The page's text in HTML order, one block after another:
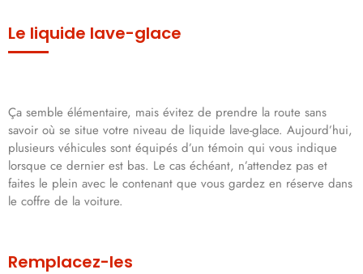
Le liquide lave-glace
Ça semble élémentaire, mais évitez de prendre la route sans
savoir où se situe votre niveau de liquide lave-glace. Aujourd’hui,
plusieurs véhicules sont équipés d’un témoin qui vous indique
lorsque ce dernier est bas. Le cas échéant, n’attendez pas et
faites le plein avec le contenant que vous gardez en réserve dans
le coffre de la voiture.
Remplacez-les